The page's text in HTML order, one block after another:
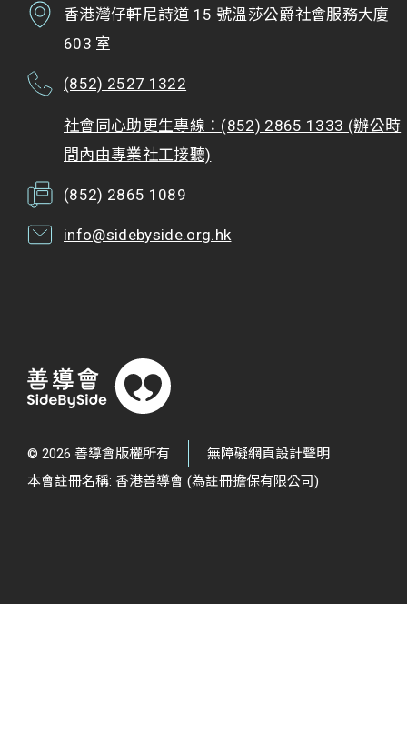
香港灣仔軒尼詩道 15 號溫莎公爵社會服務大廈
603 室
(852) 2527 1322
社會同心助更生專線：(852) 2865 1333 (辦公時
間內由專業社工接聽)
(852) 2865 1089
info@sidebyside.org.hk
© 2026 善導會版權所有
無障礙網頁設計聲明
本會註冊名稱: 香港善導會 (為註冊擔保有限公司)